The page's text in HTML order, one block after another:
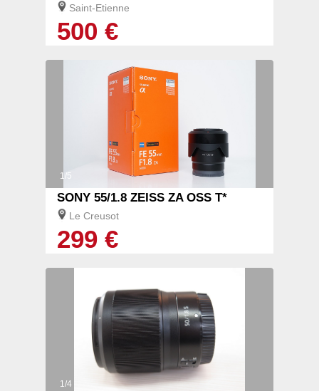
Saint-Etienne
500 €
1/5
SONY 55/1.8 ZEISS ZA OSS T*
Le Creusot
299 €
1/4